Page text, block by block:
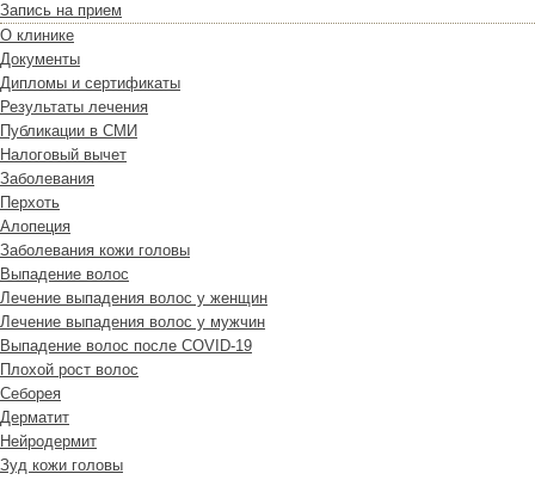
Запись на прием
О клинике
Документы
Дипломы и сертификаты
Результаты лечения
Публикации в СМИ
Налоговый вычет
Заболевания
Перхоть
Алопеция
Заболевания кожи головы
Выпадение волос
Лечение выпадения волос у женщин
Лечение выпадения волос у мужчин
Выпадение волос после COVID-19
Плохой рост волос
Cеборея
Дерматит
Нейродермит
Зуд кожи головы